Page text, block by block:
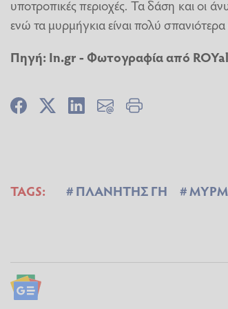
υποτροπικές περιοχές. Τα δάση και οι
ενώ τα μυρμήγκια είναι πολύ
Πηγή: In.gr - Φωτογραφία από
TAGS: ΠΛΑΝΗΤΗΣ ΓΗ